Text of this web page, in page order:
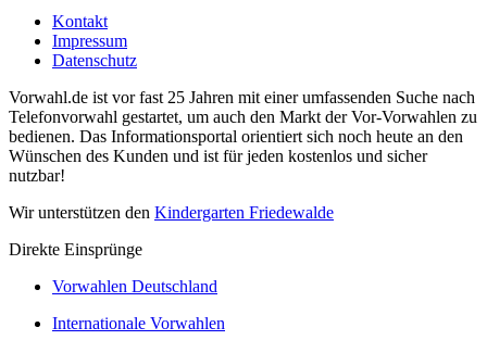
Kontakt
Impressum
Datenschutz
Vorwahl.de ist vor fast 25 Jahren mit einer umfassenden Suche nach
Telefonvorwahl gestartet, um auch den Markt der Vor-Vorwahlen zu
bedienen. Das Informationsportal orientiert sich noch heute an den
Wünschen des Kunden und ist für jeden kostenlos und sicher
nutzbar!
Wir unterstützen den Kindergarten Friedewalde
Direkte Einsprünge
Vorwahlen Deutschland
Internationale Vorwahlen